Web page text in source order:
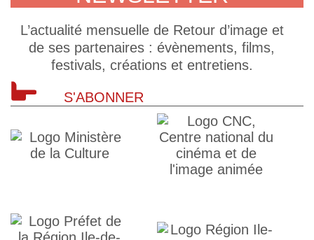
L’actualité mensuelle de Retour d’image et
de ses partenaires : évènements, films,
festivals, créations et entretiens.
S'ABONNER